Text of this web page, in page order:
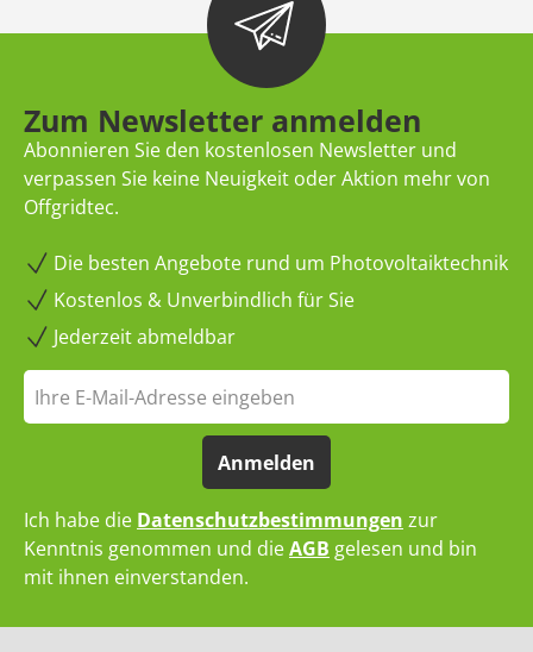
Zum Newsletter anmelden
Abonnieren Sie den kostenlosen Newsletter und
verpassen Sie keine Neuigkeit oder Aktion mehr von
Offgridtec.
Die besten Angebote rund um Photovoltaiktechnik
Kostenlos & Unverbindlich für Sie
Jederzeit abmeldbar
Anmelden
Ich habe die Datenschutzbestimmungen zur
Kenntnis genommen und dieAGB gelesen und bin
mit ihnen einverstanden.